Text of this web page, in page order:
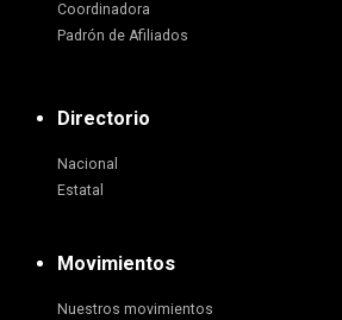
Coordinadora
Padrón de Afiliados
Directorio
Nacional
Estatal
Movimientos
Nuestros movimientos